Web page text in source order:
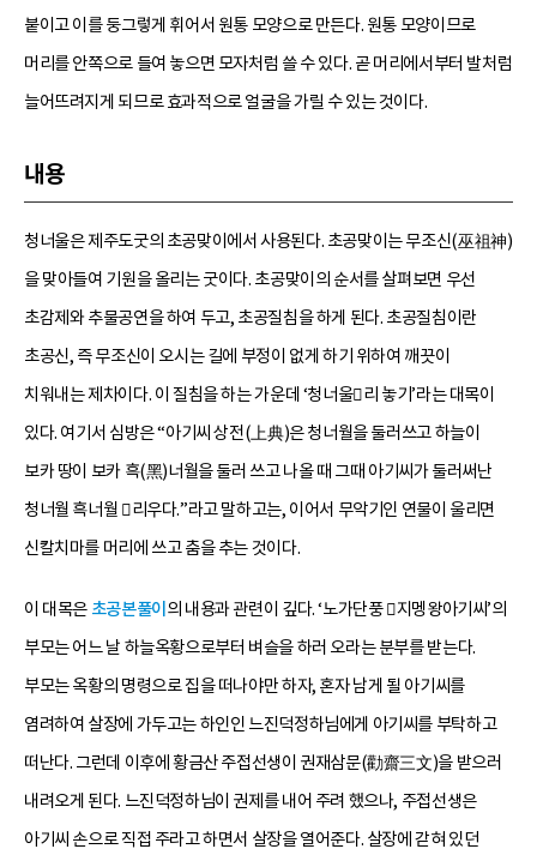
붙이고 이를 둥그렇게 휘어서 원통 모양으로 만든다. 원통 모양이므로
머리를 안쪽으로 들여 놓으면 모자처럼 쓸 수 있다. 곧 머리에서부터 발처럼
늘어뜨려지게 되므로 효과적으로 얼굴을 가릴 수 있는 것이다.
내용
청너울은 제주도굿의 초공맞이에서 사용된다. 초공맞이는 무조신(巫祖神)
을 맞아들여 기원을 올리는 굿이다. 초공맞이의 순서를 살펴보면 우선
초감제와 추물공연을 하여 두고, 초공질침을 하게 된다. 초공질침이란
초공신, 즉 무조신이 오시는 길에 부정이 없게 하기 위하여 깨끗이
치워내는 제차이다. 이 질침을 하는 가운데 ‘청너울리 놓기’라는 대목이
있다. 여기서 심방은 “아기씨 상전(上典)은 청너월을 둘러쓰고 하늘이
보카 땅이 보카 흑(黑)너월을 둘러 쓰고 나올 때 그때 아기씨가 둘러써난
청너월 흑너월 리우다.”라고 말하고는, 이어서 무악기인 연물이 울리면
신칼치마를 머리에 쓰고 춤을 추는 것이다.
이 대목은 초공본풀이 의 내용과 관련이 깊다. ‘노가단풍 지멩왕아기씨’의
부모는 어느 날 하늘옥황으로부터 벼슬을 하러 오라는 분부를 받는다.
부모는 옥황의 명령으로 집을 떠나야만 하자, 혼자 남게 될 아기씨를
염려하여 살장에 가두고는 하인인 느진덕정하님에게 아기씨를 부탁하고
떠난다. 그런데 이후에 황금산 주접선생이 권재삼문(勸齋三文)을 받으러
내려오게 된다. 느진덕정하님이 권제를 내어 주려 했으나, 주접선생은
아기씨 손으로 직접 주라고 하면서 살장을 열어준다. 살장에 갇혀 있던